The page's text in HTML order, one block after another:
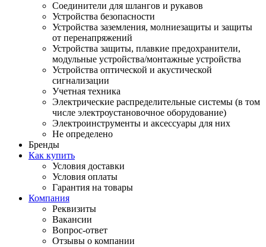
Соединители для шлангов и рукавов
Устройства безопасности
Устройства заземления, молниезащиты и защиты
от перенапряжений
Устройства защиты, плавкие предохранители,
модульные устройства/монтажные устройства
Устройства оптической и акустической
сигнализации
Учетная техника
Электрические распределительные системы (в том
числе электроустановочное оборудование)
Электроинструменты и аксессуары для них
Не определено
Бренды
Как купить
Условия доставки
Условия оплаты
Гарантия на товары
Компания
Реквизиты
Вакансии
Вопрос-ответ
Отзывы о компании